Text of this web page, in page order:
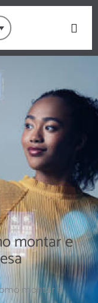
montar e
montar e